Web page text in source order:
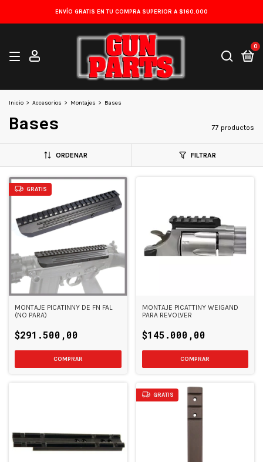
ENVÍO GRATIS EN TU COMPRA SUPERIOR A $160.000
0
Inicio > Accesorios > Montajes > Bases
Bases 77 productos
ORDENAR FILTRAR
GRATIS
MONTAJE PICATINNY DE FN FAL
(NO PARA)
$291.500,00
MONTAJE PICATTINY WEIGAND
PARA REVOLVER
$145.000,00
COMPRAR
GRATIS